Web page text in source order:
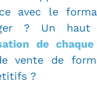
avec le
? Un
de
vente de
?